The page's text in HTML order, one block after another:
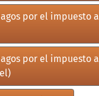
por el impuesto a
por el impuesto a